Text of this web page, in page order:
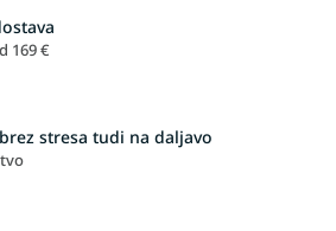
169 €
stresa tudi na daljavo